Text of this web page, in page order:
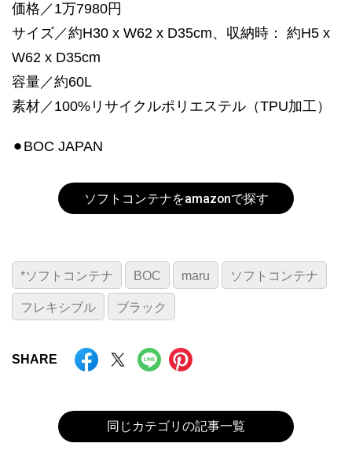
価格／1万7980円
サイズ／約H30 x W62 x D35cm、収納時： 約H5 x
W62 x D35cm
容量／約60L
素材／100%リサイクルポリエステル（TPU加工）
⚫︎BOC JAPAN
ソフトコンテナをamazonで探す
*ソフトコンテナ BOC maru ソフトコンテナ
フレキシブル ブラック
SHARE
同じカテゴリの記事一覧